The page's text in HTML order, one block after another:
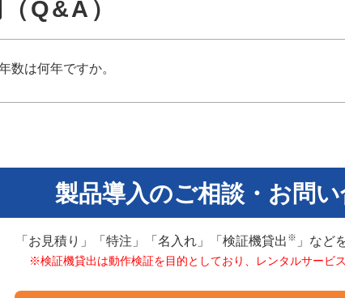
Q&A）
数は何年ですか。
製品導入のご相談・お問
「お見積り」「特注」「名入れ」「検証機貸出 ※ 」など
※検証機貸出は動作検証を目的としており、レンタルサービ